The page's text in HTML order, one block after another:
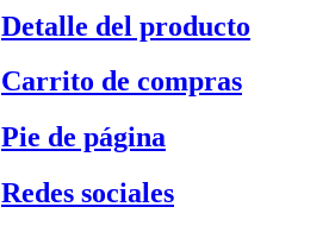
Detalle del producto
Carrito de compras
Pie de página
Redes sociales